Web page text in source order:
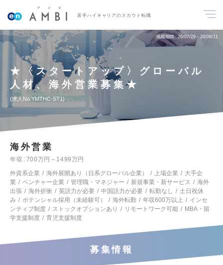
若手ハイキャリアのスカウト転職
掲載期間 26/07/29～26/08/11
★〈スタートアップ〉グローバル
人材、海外営業募集★
求人No.YMTHC-ST1
海外営業
年収
700万円～1499万円
外資系企業
海外展開あり（日系グローバル企業） 上場企業
大手企
業
ベンチャー企業 管理職・マネジャー 新規事業・新サービス
海外
出張
海外折衝 英語力が必要 中国語力が必要 転勤なし
土日祝休
み
ポテンシャル採用（未経験可） 海外転勤 年収600万以上
インセ
ンティブ制度
ストックオプションあり リモートワーク可能
MBA・留
学支援制度
育児支援制度
募集情報